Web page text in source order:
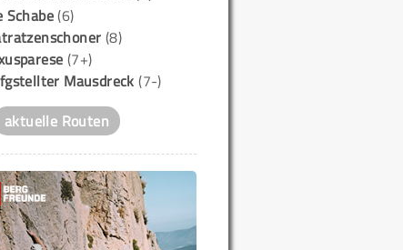
Schabe(6)
(8)
(7+)
Mausdreck (7-)
aktuelle Routen